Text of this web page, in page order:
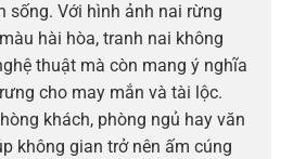
sống. Với hình ảnh nai rừng
hài hòa, tranh nai không
thuật mà còn mang ý nghĩa
cho may mắn và tài lộc.
khách, phòng ngủ hay văn
không gian trở nên ấm cúng